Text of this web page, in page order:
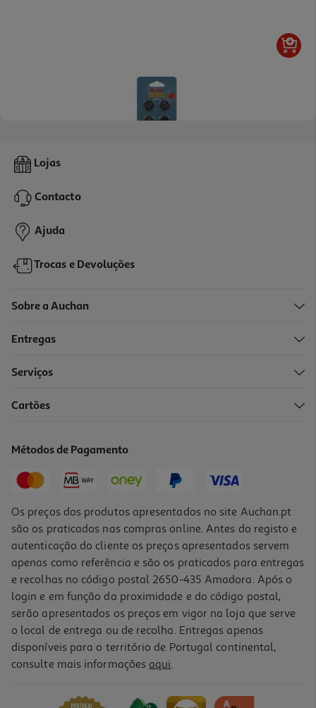
Pack 4 Pilhas Litium Auchan Standard Cr2032
3,99 €
Pilhas Cr2032 Premium Auchan Litio 6 Unidades
Lojas
Contacto
Ajuda
Trocas e Devoluções
Sobre a Auchan
Entregas
Serviços
Cartões
Métodos de Pagamento
Os preços dos produtos apresentados no site Auchan.pt
são os praticados nas compras online. Antes do registo e
autenticação do cliente os preços apresentados servem
apenas como referência e são os praticados para entregas
e recolhas no código postal 2650-435 Amadora. Após o
login e em função da proximidade e do código postal,
serão apresentados os preços em vigor na loja que serve
o local de entrega ou de recolha. Entregas apenas
disponíveis para o território de Portugal continental,
consulte mais informações aqui.